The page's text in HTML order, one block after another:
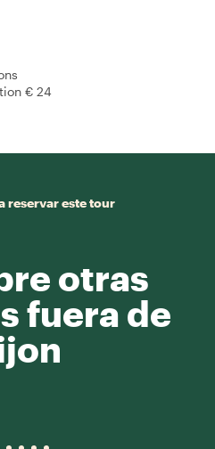
€ 24
reservar este tour
otras
fuera de